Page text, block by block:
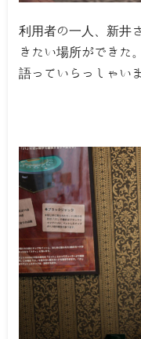
利用者の一人、新井
きたい場所ができた
語っていらっしゃい